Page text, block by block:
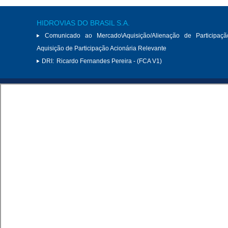
HIDROVIAS DO BRASIL S.A.
Comunicado ao Mercado\Aquisição/Alienação de
Aquisição de Participação Acionária Relevante
DRI: Ricardo Fernandes Pereira - (FCA V1)